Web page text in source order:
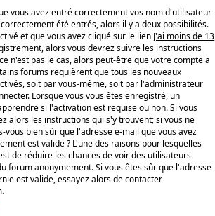
vous avez entré correctement vos nom d'utilisateur
été entrés, alors il y a deux possibilités.
et que vous avez cliqué sur le lien J'ai moins de 13
alors vous devrez suivre les instructions
n'est pas le cas, alors peut-être que votre compte a
forums requièrent que tous les nouveaux
soit par vous-même, soit par l'administrateur
Lorsque vous vous êtes enregistré, un
si l'activation est requise ou non. Si vous
alors les instructions qui s'y trouvent; si vous ne
vous bien sûr que l'adresse e-mail que vous avez
est valide ? L'une des raisons pour lesquelles
de réduire les chances de voir des utilisateurs
forum anonymement. Si vous êtes sûr que l'adresse
est valide, essayez alors de contacter